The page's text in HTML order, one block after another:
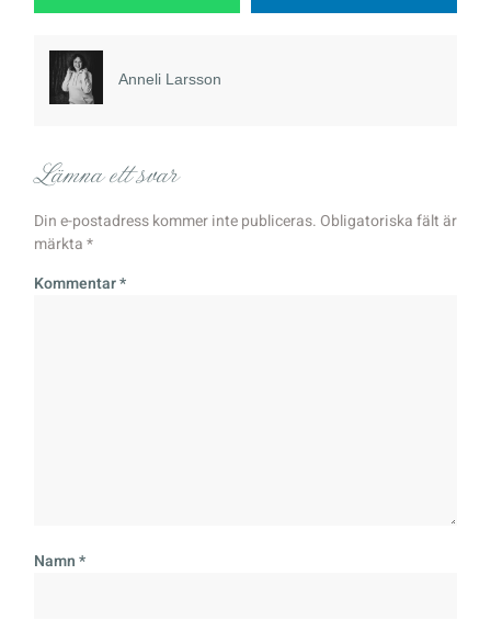
Anneli Larsson
Lämna ett svar
Din e-postadress kommer inte publiceras. Obligatoriska fält är
märkta*
Kommentar*
Namn*